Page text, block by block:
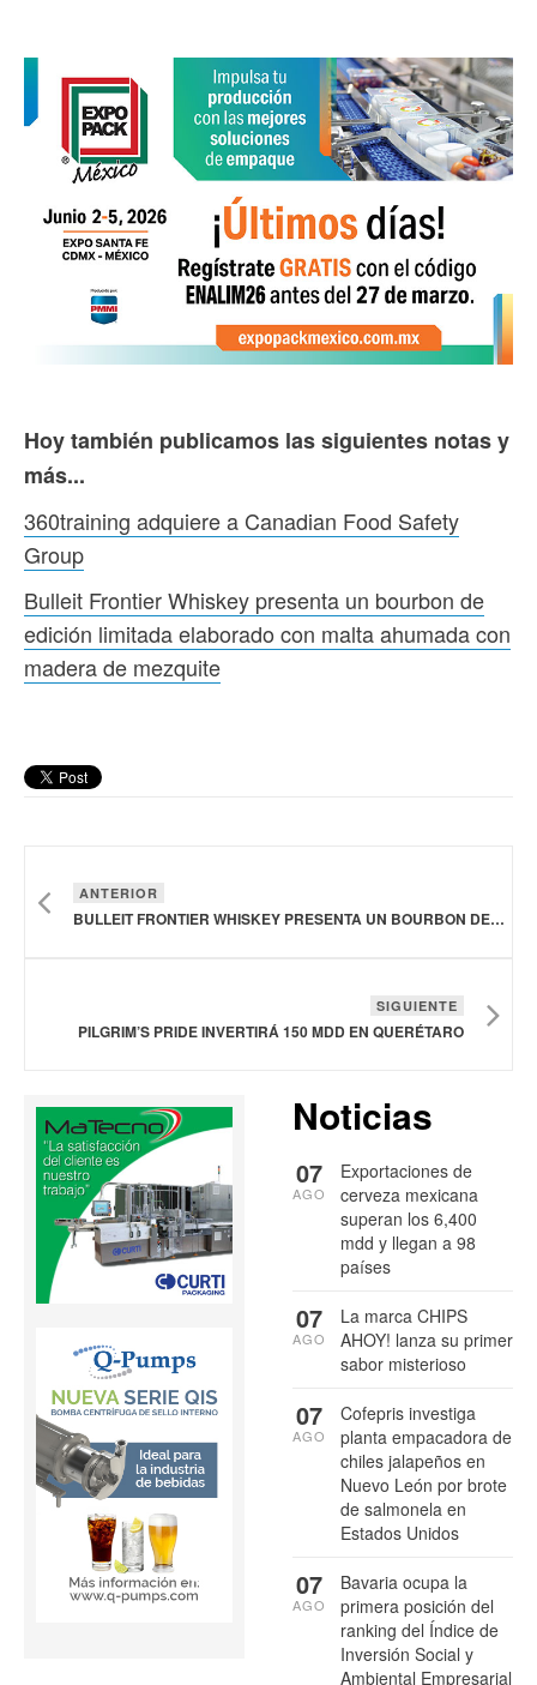
Hoy también publicamos las siguientes notas y
más...
360training adquiere a Canadian Food Safety
Group
Bulleit Frontier Whiskey presenta un bourbon de
edición limitada elaborado con malta ahumada con
madera de mezquite
ANTERIOR
BULLEIT FRONTIER WHISKEY PRESENTA UN BOURBON DE EDICIÓN LIMITADA ELABORADO CON MALTA AHUMADA CON MADERA DE MEZQUITE
SIGUIENTE
PILGRIM’S PRIDE INVERTIRÁ 150 MDD EN QUERÉTARO
Noticias
Exportaciones de
cerveza mexicana
superan los 6,400
mdd y llegan a 98
países
07
AGO
La marca CHIPS
AHOY! lanza su primer
sabor misterioso
07
AGO
Cofepris investiga
planta empacadora de
chiles jalapeños en
Nuevo León por brote
de salmonela en
Estados Unidos
07
AGO
Bavaria ocupa la
primera posición del
ranking del Índice de
Inversión Social y
Ambiental Empresarial
07
AGO